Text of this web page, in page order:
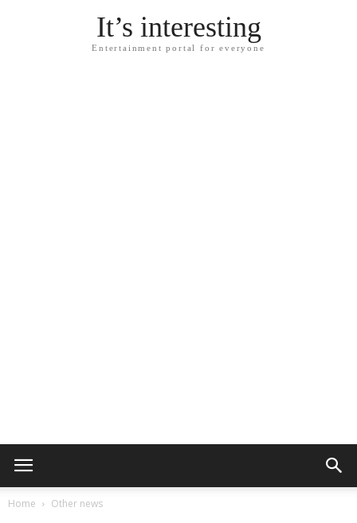
It’s interesting
Entertainment portal for everyone
Home Other news